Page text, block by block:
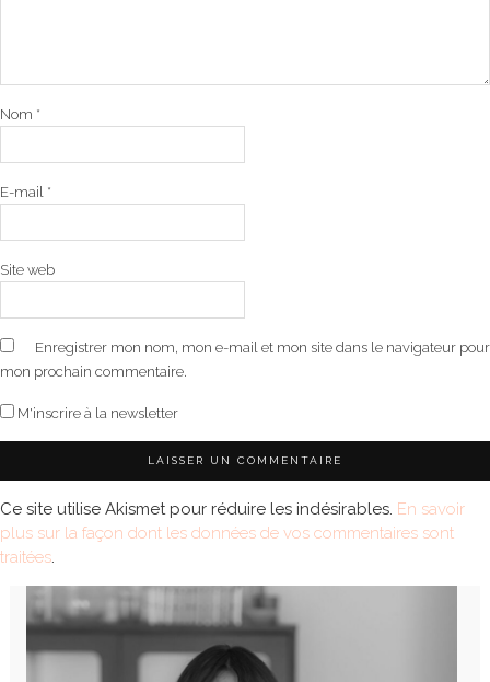
Nom *
E-mail *
Site web
Enregistrer mon nom, mon e-mail et mon site dans le navigateur pour
mon prochain commentaire.
M'inscrire à la newsletter
Ce site utilise Akismet pour réduire les indésirables. En savoir
plus sur la façon dont les données de vos commentaires sont
traitées.